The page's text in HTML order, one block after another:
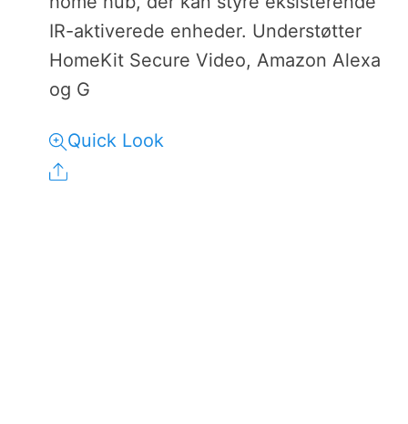
IR-aktiverede enheder. Understøtter
HomeKit Secure Video, Amazon Alexa
og G
Quick Look
Share